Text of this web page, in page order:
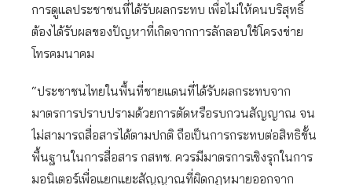
การดูแลประชาชนที่ได้รับผลกระทบ เพื่อไม่ให้คนบริสุทธิ์
ต้องได้รับผลของปัญหาที่เกิดจากการลักลอบใช้โครงข่าย
โทรคมนาคม
“ประชาชนไทยในพื้นที่ชายแดนที่ได้รับผลกระทบจาก
มาตรการปราบปรามด้วยการตัดหรือรบกวนสัญญาณ จน
ไม่สามารถสื่อสารได้ตามปกติ ถือเป็นการกระทบต่อสิทธิขั้น
พื้นฐานในการสื่อสาร กสทช. ควรมีมาตรการเชิงรุกในการ
มอนิเตอร์เพื่อแยกแยะสัญญาณที่ผิดกฎหมายออกจาก